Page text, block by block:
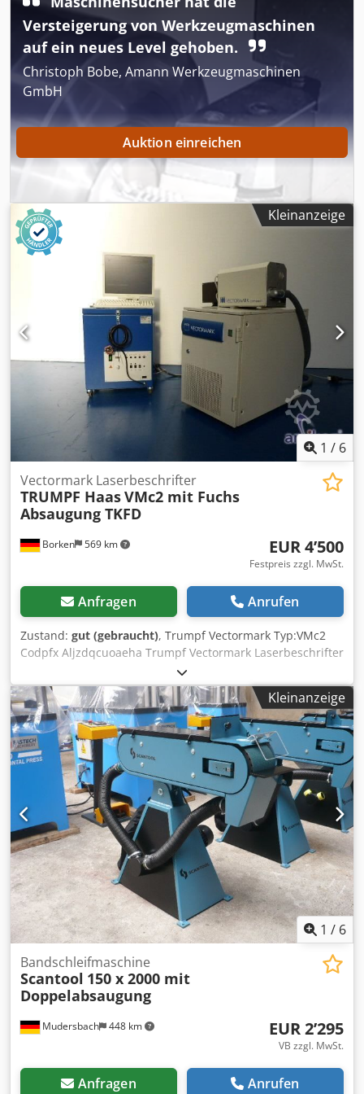
Versteigerung von Werkzeugmaschinen
auf ein neues Level gehoben.
Christoph Bobe, Amann Werkzeugmaschinen
GmbH
Auktion einreichen
Kleinanzeige
1 / 6
Borken 569 km
Vectormark Laserbeschrifter
TRUMPF HaasVMc2 mit Fuchs
Absaugung TKFD
EUR 4’500
Festpreis zzgl. MwSt.
Anfragen Anrufen
Zustand: gut (gebraucht), Trumpf Vectormark Typ:VMc2
Codpfx Aljzdqcuoaeha Trumpf Vectormark Laserbeschrifter
mit Fuchs Absaug- und Filtergeräte Trumpf Vectormark
GRUeN 532nm Trumpf VMc2 Laserbeschrifter, mit
frequenzverdoppeltem diodengepumptem Nd:Yag-Laser
mit Hurryscan 10 - Galvokopf von Scanlab Fuchs Absaug-
und Filtergeräte TKFD Der integrierte Vorabscheider
bewirkt die hohe Filterkapazität Unterschiedliche
Filterstufen sind möglich und perfekt individuell
anpassbar Ideal bei beengten Platzverhältnissen – unter
einem Tisch platzierbar oder in Maschinen integrierbar
Schweißrauch-Abscheideklasse W3, IFA zertifiziert TKFD
kann ohne Umbau auch im Kofferraum transportiert
werden Zustand: gebraucht / used Lieferumfang: (Siehe
Bild) (Änderungen und Irrtümer in den technischen Daten,
Angaben sind vorbehalten!) Weitere Fragen können wir
gerne am Telefon für Sie beantworten.
Kleinanzeige
1 / 6
Mudersbach 448 km
Bandschleifmaschine
Scantool 150 x 2000 mit
Doppelabsaugung
EUR 2’295
VB zzgl. MwSt.
Anfragen Anrufen